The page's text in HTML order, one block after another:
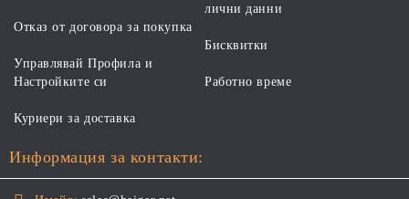
Отказ от договора за покупка
Управлявай Профила и
Настройките си
лични данни
Бисквитки
Работно време
Куриери за доставка
Информация за контакти: